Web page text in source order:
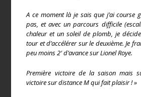
A ce moment là je sais que j’ai course
pas, et avec un parcours difficile
chaleur et un soleil de plomb, je
tour et d’accélérer sur le deuxième. Je
peu moins 2′ d’avance sur Lionel Roye.
Première victoire de la saison mais
victoire sur distance M qui fait plaisir ! »